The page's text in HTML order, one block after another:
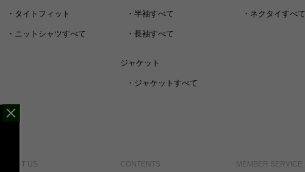
・ タイトフィット
・ ニットシャツすべて
・ 半袖すべて
・ 長袖すべて
ジャケット
・ ジャケットすべて
・ ネクタイすべて
ABOUT US CONTENTS MEMBER SERVICE